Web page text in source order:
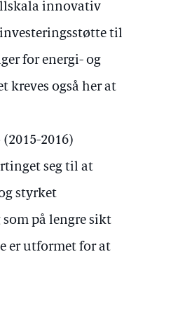
innovativ
til
for energi- og
kreves også her at
2016)
seg til at
styrket
på lengre sikt
er utformet for at